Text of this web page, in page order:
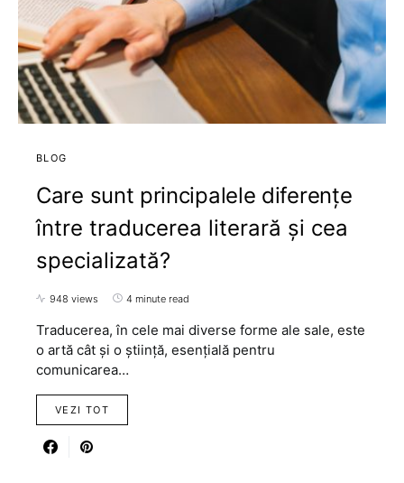
BLOG
Care sunt principalele diferențe
între traducerea literară și cea
specializată?
948 views 4 minute read
Traducerea, în cele mai diverse forme ale sale, este
o artă cât și o știință, esențială pentru
comunicarea…
VEZI TOT